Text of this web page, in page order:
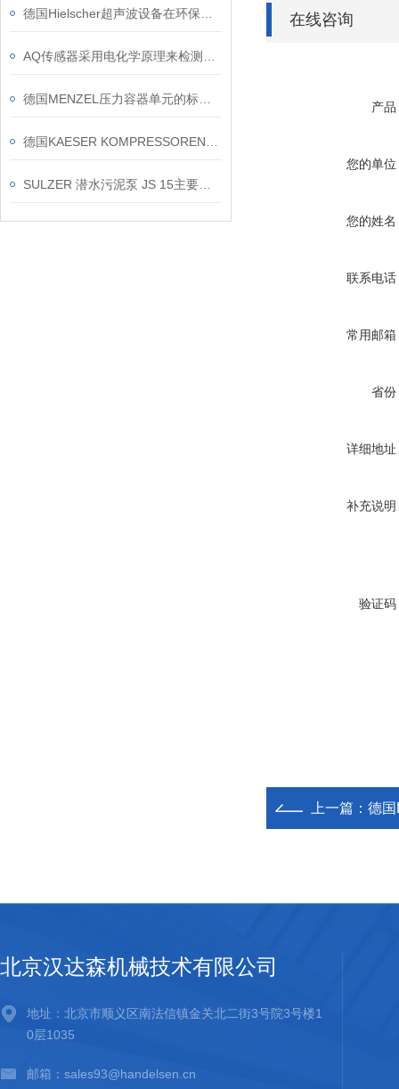
在线咨询
产品
您的单位
您的姓名
联系电话
常用邮箱
省份
详细地址
补充说明
验证码
上一篇： 德
北京汉达森机械技术有限公司
地址：北京市顺义区南法信镇金关北二街3号院3号楼1
0层1035
邮箱：sales93@handelsen.cn